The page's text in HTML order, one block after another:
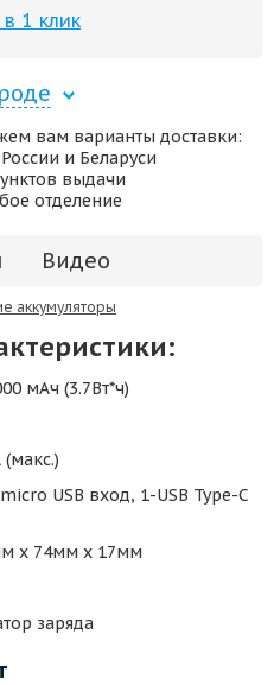
в 1 клик
вам варианты доставки:
и Беларуси
выдачи
отделение
Видео
аккумуляторы
мАч (3.7Вт*ч)
USB вход, 1-USB Type-C
х 74мм х 17мм
заряда